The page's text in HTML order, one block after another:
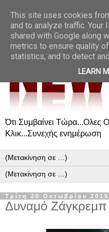
Ότι Συμβαίνει Τώρα...Ολες
Κλικ...Συνεχής ενημέρωση
Τρίτη 20 Οκτωβρίου 2015
Δυναμό Ζάγκρεμπ
This site uses cookies
and to analyze traffic. Your
shared with Google along
metrics to ensure quality
statistics, and to detect
LEARN